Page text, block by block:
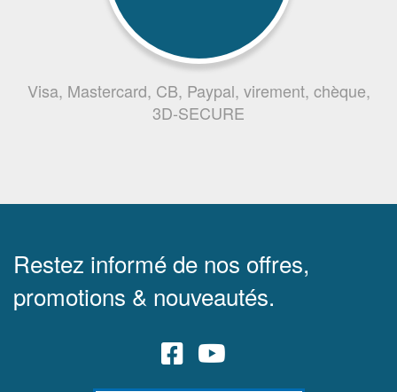
Visa, Mastercard, CB, Paypal, virement, chèque,
3D-SECURE
Restez informé de nos offres,
promotions & nouveautés.